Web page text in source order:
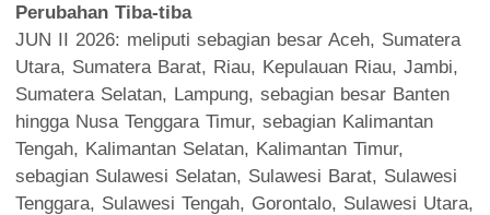
Perubahan Tiba-tiba
JUN II 2026: meliputi sebagian besar Aceh, Sumatera
Utara, Sumatera Barat, Riau, Kepulauan Riau, Jambi,
Sumatera Selatan, Lampung, sebagian besar Banten
hingga Nusa Tenggara Timur, sebagian Kalimantan
Tengah, Kalimantan Selatan, Kalimantan Timur,
sebagian Sulawesi Selatan, Sulawesi Barat, Sulawesi
Tenggara, Sulawesi Tengah, Gorontalo, Sulawesi Utara,